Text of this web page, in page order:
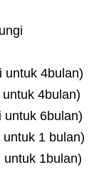
4bulan)
4bulan)
6bulan)
1 bulan)
1bulan)